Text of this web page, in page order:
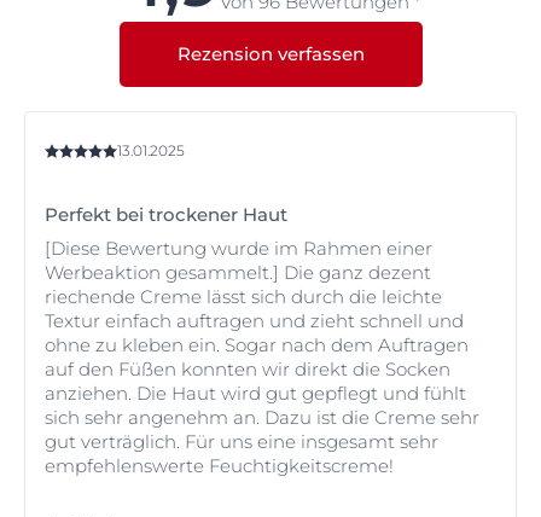
sowie Dexpanthenol, ein Wirkstoff, der für seine
regenerierenden Eigenschaften bekannt ist.
gegen Irritationen, hat wundheilende Eigenschaften
und lässt die Haut weich und geschmeidig aussehen
und fühlen.
ausgezeichnete Hautverträglichkeit bei trockener,
empfindlicher Haut.
aufgenommen wird, ohne Rückstände zu hinterlassen.
Rezension verfassen
13.01.2025
Perfekt bei trockener Haut
[Diese Bewertung wurde im Rahmen einer
Werbeaktion gesammelt.] Die ganz dezent
riechende Creme lässt sich durch die leichte
Textur einfach auftragen und zieht schnell und
ohne zu kleben ein. Sogar nach dem Auftragen
auf den Füßen konnten wir direkt die Socken
anziehen. Die Haut wird gut gepflegt und fühlt
sich sehr angenehm an. Dazu ist die Creme sehr
gut verträglich. Für uns eine insgesamt sehr
empfehlenswerte Feuchtigkeitscreme!